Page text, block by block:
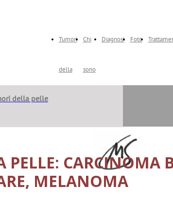
Tumori
della
Chi
sono
Diagnosi Foto
della pelle
CARCINOMA
MELANOMA